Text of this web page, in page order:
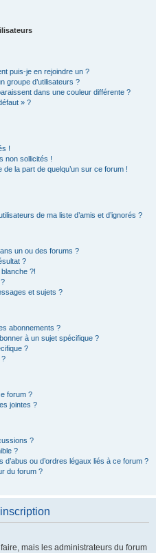
puis-je en rejoindre un ?
groupe d’utilisateurs ?
dans une couleur différente ?
» ?
!
non sollicités !
la part de quelqu’un sur ce forum !
de ma liste d’amis et d’ignorés ?
un ou des forums ?
?
?!
et sujets ?
abonnements ?
à un sujet spécifique ?
?
?
forum ?
jointes ?
?
?
ou d’ordres légaux liés à ce forum ?
du forum ?
mais les administrateurs du forum